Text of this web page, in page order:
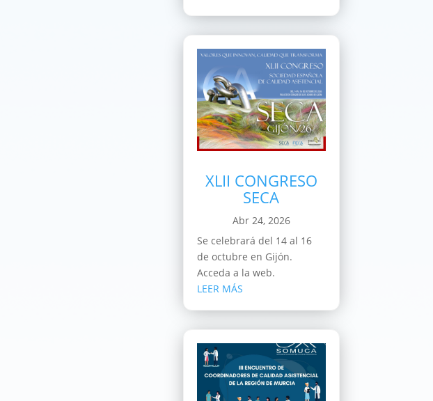
XLII CONGRESO
SECA
Abr 24, 2026
Se celebrará del 14 al 16
de octubre en Gijón.
Acceda a la web.
LEER MÁS